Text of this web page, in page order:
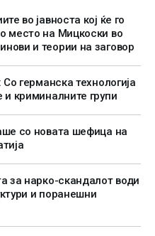
во јавноста кој ќе го
место на Мицкоски во
и теории на заговор
германска технологија
и криминалните групи
со новата шефица на
за нарко-скандалот води
и поранешни